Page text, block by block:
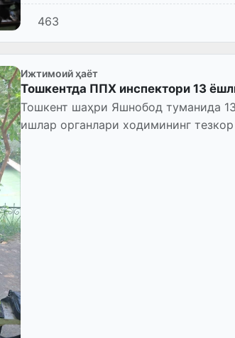
463
Ижтимоий ҳаёт
Тошкентда ППХ инспектори 13
Тошкент шаҳри Яшнобод туманида
ишлар органлари ходимининг